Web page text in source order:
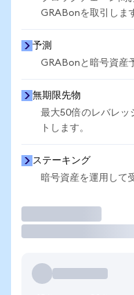
GRABonを取引しま
予測
GRABonと暗号資産
無期限先物
最大50倍のレバレッ
トします。
ステーキング
暗号資産を運用して